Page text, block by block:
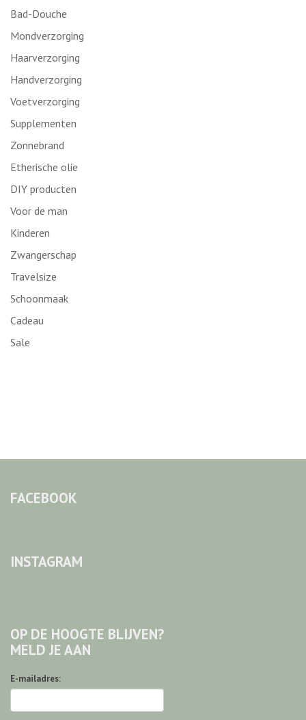
Bad-Douche
Mondverzorging
Haarverzorging
Handverzorging
Voetverzorging
Supplementen
Zonnebrand
Etherische olie
DIY producten
Voor de man
Kinderen
Zwangerschap
Travelsize
Schoonmaak
Cadeau
Sale
FACEBOOK
INSTAGRAM
OP DE HOOGTE BLIJVEN?
MELD JE AAN
E-mailadres: